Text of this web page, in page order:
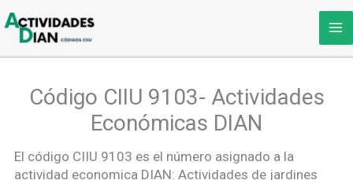
al
contenido
Código CIIU 9103- Actividades
Económicas DIAN
El código CIIU 9103 es el número asignado a la
actividad economica DIAN: Actividades de jardines